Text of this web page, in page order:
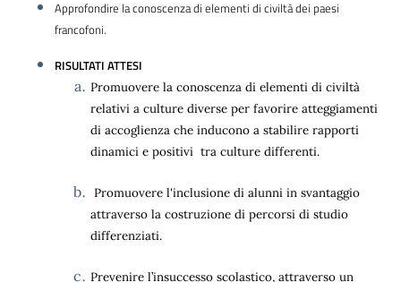
Approfondire la conoscenza di elementi di civiltà dei paesi
francofoni.
RISULTATI ATTESI
Promuovere la conoscenza di elementi di civiltà
relativi a culture diverse per favorire atteggiamenti
di accoglienza che inducono a stabilire rapporti
dinamici e positivi tra culture differenti.
Promuovere l'inclusione di alunni in svantaggio
attraverso la costruzione di percorsi di studio
differenziati.
Prevenire l’insuccesso scolastico, attraverso un